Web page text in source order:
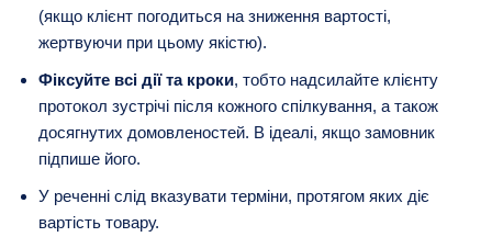
(якщо клієнт погодиться на зниження вартості,
жертвуючи при цьому якістю).
Фіксуйте всі дії та кроки, тобто надсилайте клієнту
протокол зустрічі після кожного спілкування, а також
досягнутих домовленостей. В ідеалі, якщо замовник
підпише його.
У реченні слід вказувати терміни, протягом яких діє
вартість товару.